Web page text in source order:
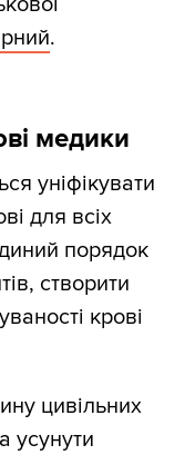
.
медики
уніфікувати
для всіх
порядок
створити
крові
цивільних
усунути